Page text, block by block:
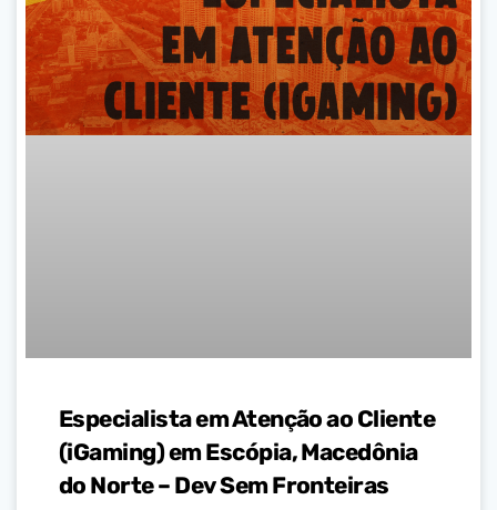
Especialista em Atenção ao Cliente
(iGaming) em Escópia, Macedônia
do Norte – Dev Sem Fronteiras